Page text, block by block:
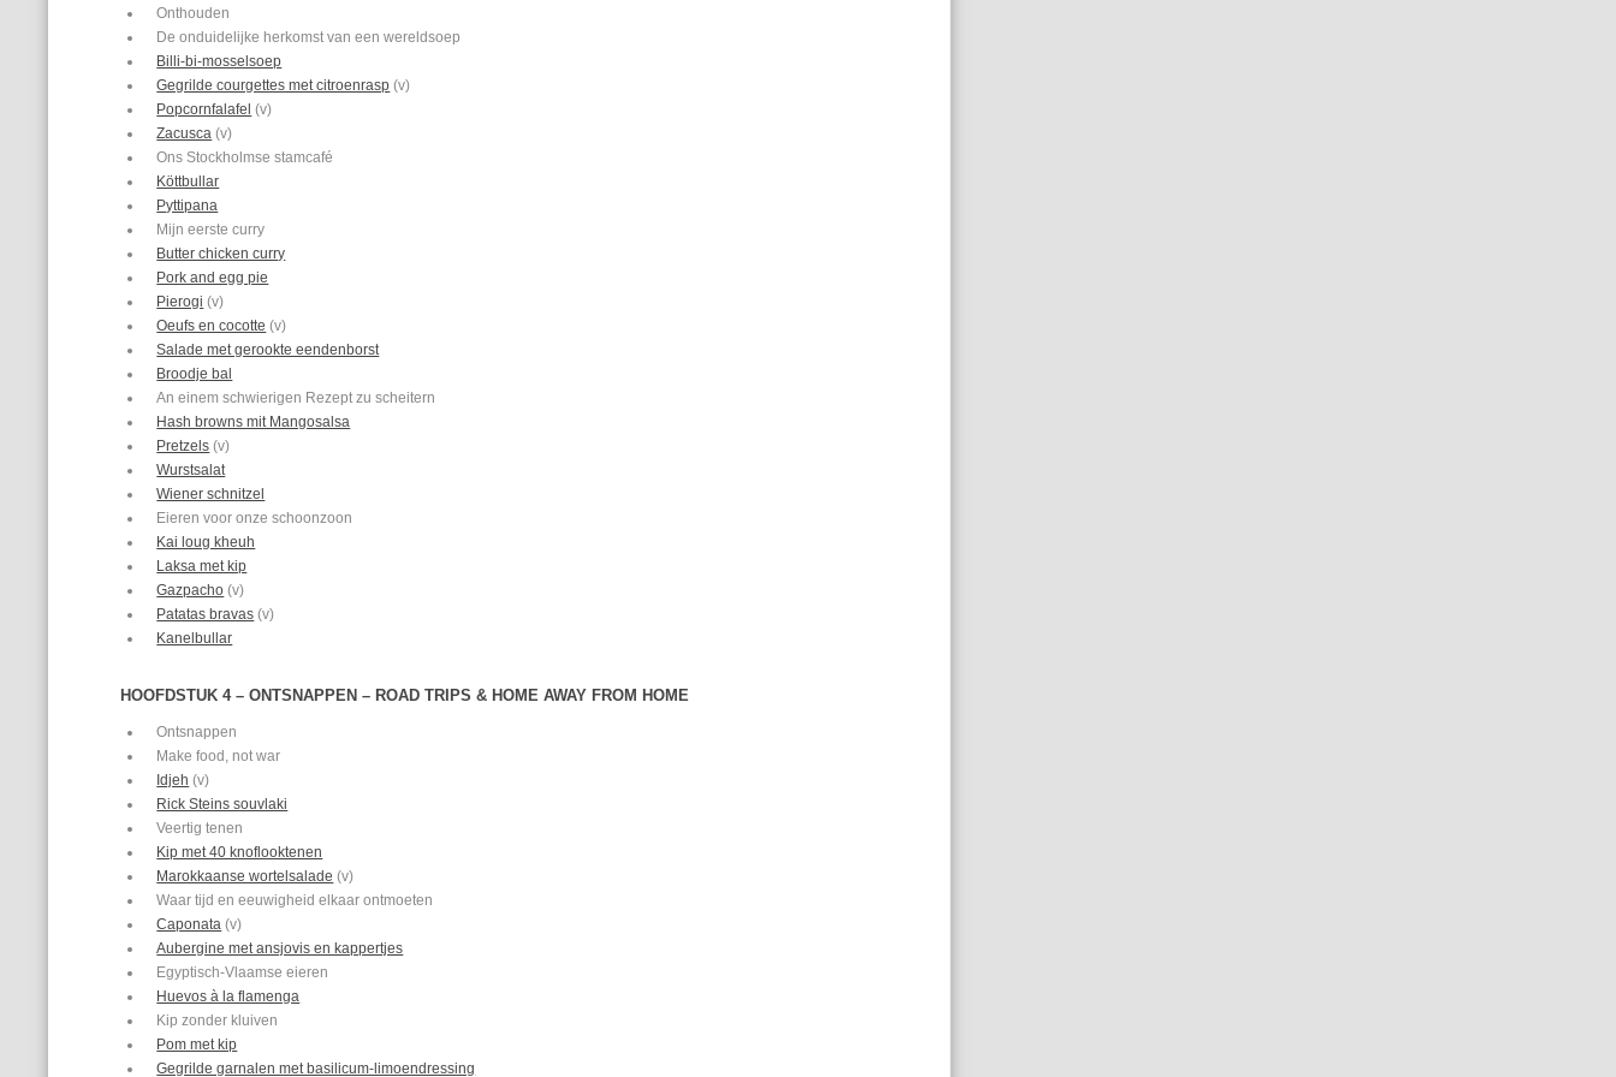
Onthouden
De onduidelijke herkomst van een wereldsoep
Billi-bi-mosselsoep
Gegrilde courgettes met citroenrasp (v)
Popcornfalafel (v)
Zacusca (v)
Ons Stockholmse stamcafé
Köttbullar
Pyttipana
Mijn eerste curry
Butter chicken curry
Pork and egg pie
Pierogi (v)
Oeufs en cocotte (v)
Salade met gerookte eendenborst
Broodje bal
An einem schwierigen Rezept zu scheitern
Hash browns mit Mangosalsa
Pretzels (v)
Wurstsalat
Wiener schnitzel
Eieren voor onze schoonzoon
Kai loug kheuh
Laksa met kip
Gazpacho (v)
Patatas bravas (v)
Kanelbullar
HOOFDSTUK 4 – ONTSNAPPEN – ROAD TRIPS & HOME AWAY FROM HOME
Ontsnappen
Make food, not war
Idjeh (v)
Rick Steins souvlaki
Veertig tenen
Kip met 40 knoflooktenen
Marokkaanse wortelsalade (v)
Waar tijd en eeuwigheid elkaar ontmoeten
Caponata (v)
Aubergine met ansjovis en kappertjes
Egyptisch-Vlaamse eieren
Huevos à la flamenga
Kip zonder kluiven
Pom met kip
Gegrilde garnalen met basilicum-limoendressing